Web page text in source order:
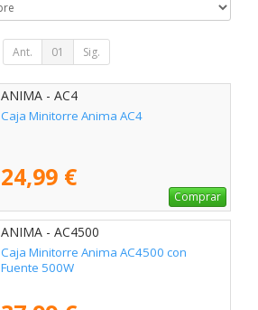
Ant. 01 Sig.
ANIMA - AC4
Caja Minitorre Anima AC4
24,99 €
Comprar
ANIMA - AC4500
Caja Minitorre Anima AC4500 con
Fuente 500W